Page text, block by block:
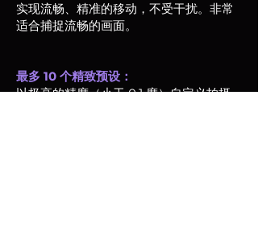
实现流畅、精准的移动，不受干扰。非常
适合捕捉流畅的画面。
最多 10 个精致预设：
以极高的精度（小于 0.1 度）自定义拍摄